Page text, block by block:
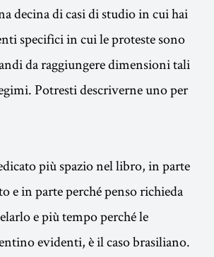
decina di casi di studio in cui hai
specifici in cui le proteste sono
da raggiungere dimensioni tali
Potresti descriverne uno per
più spazio nel libro, in parte
e in parte perché penso richieda
e più tempo perché le
evidenti, è il caso brasiliano.